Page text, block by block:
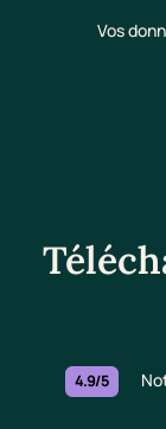
Vos
4.9/5